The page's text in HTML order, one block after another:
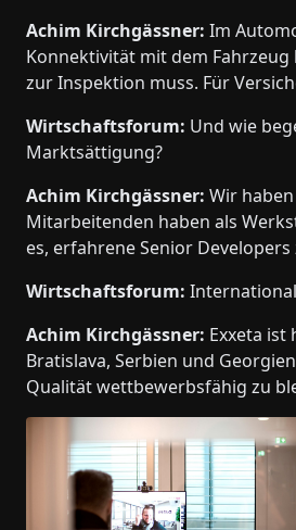
Achim Kirchgässner: Im
Konnektivität mit dem
zur Inspektion muss. Für
Wirtschaftsforum: Und wie
Marktsättigung?
Achim Kirchgässner: Wir
Mitarbeitenden haben als
es, erfahrene Senior
Wirtschaftsforum:
Achim Kirchgässner: Exxeta
Bratislava, Serbien und
Qualität wettbewerbsfähig zu